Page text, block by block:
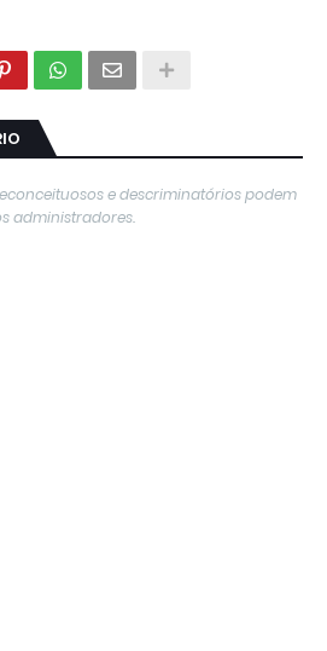
e descriminatórios podem
administradores.